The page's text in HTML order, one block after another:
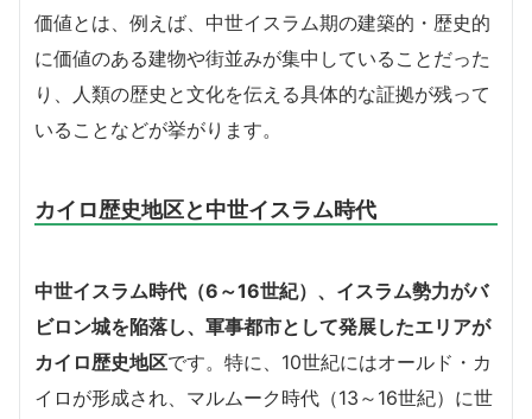
価値とは、例えば、中世イスラム期の建築的・歴史的
に価値のある建物や街並みが集中していることだった
り、人類の歴史と文化を伝える具体的な証拠が残って
いることなどが挙がります。
カイロ歴史地区と中世イスラム時代
中世イスラム時代（6～16世紀）、イスラム勢力がバ
ビロン城を陥落し、軍事都市として発展したエリアが
カイロ歴史地区です。特に、10世紀にはオールド・カ
イロが形成され、マルムーク時代（13～16世紀）に世